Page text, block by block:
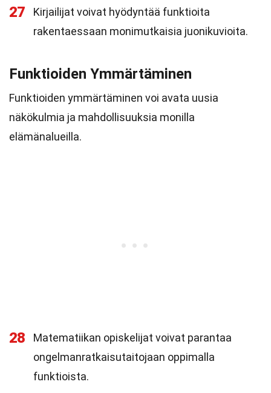
27
Kirjailijat voivat hyödyntää funktioita
rakentaessaan monimutkaisia juonikuvioita.
Funktioiden Ymmärtäminen
Funktioiden ymmärtäminen voi avata uusia
näkökulmia ja mahdollisuuksia monilla
elämänalueilla.
28
Matematiikan opiskelijat voivat parantaa
ongelmanratkaisutaitojaan oppimalla
funktioista.